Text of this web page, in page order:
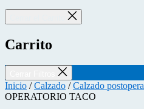
Carrito
Inicio /Calzado /Calzado
OPERATORIO TACO